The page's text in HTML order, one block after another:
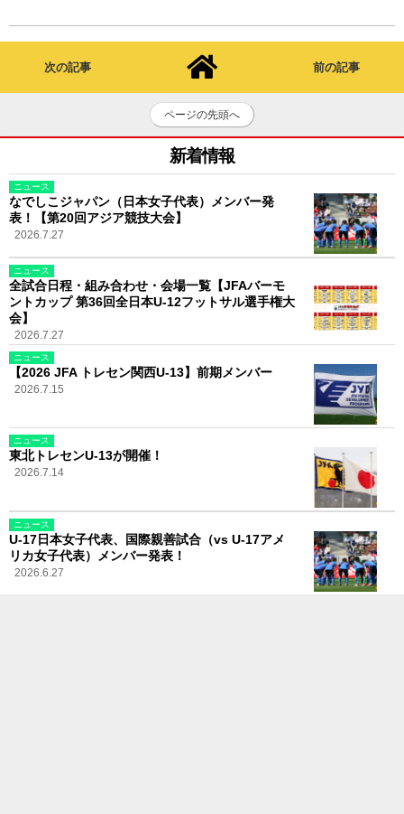
次の記事 前の記事
ページの先頭へ
新着情報
ニュース
なでしこジャパン（日本女子代表）メンバー発
表！【第20回アジア競技大会】
2026.7.27
ニュース
全試合日程・組み合わせ・会場一覧【JFAバーモ
ントカップ 第36回全日本U-12フットサル選手権大
会】
2026.7.27
ニュース
【2026 JFA トレセン関西U-13】前期メンバー
2026.7.15
ニュース
東北トレセンU-13が開催！
2026.7.14
ニュース
U-17日本女子代表、国際親善試合（vs U-17アメ
リカ女子代表）メンバー発表！
2026.6.27